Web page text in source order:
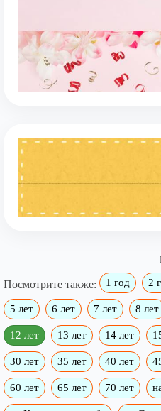
Посмотрите также: 1 год 2
5 лет 6 лет 7 лет 8 лет
12 лет 13 лет 14 лет
30 лет 35 лет 40 лет
60 лет 65 лет 70 лет